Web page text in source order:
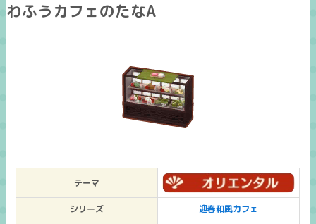
わふうカフェのたなA
テーマ
シリーズ 迎春和風カフェ